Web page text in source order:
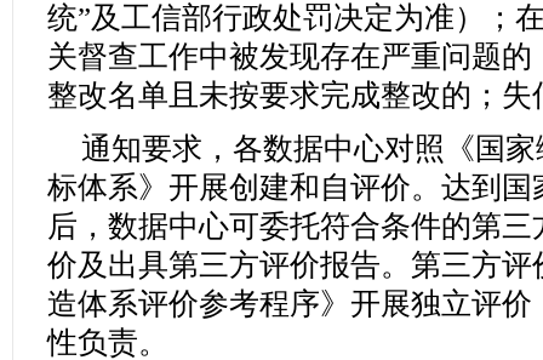
统”及工信部行政处罚决定为准）；
关督查工作中被发现存在严重问题
整改名单且未按要求完成整改的；
通知要求，各数据中心对照《国
标体系》开展创建和自评价。达到
后，数据中心可委托符合条件的第
价及出具第三方评价报告。第三方
造体系评价参考程序》开展独立评
性负责。